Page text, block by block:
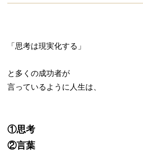
「思考は現実化する」
と多くの成功者が
言っているように人生は、
①思考
②言葉